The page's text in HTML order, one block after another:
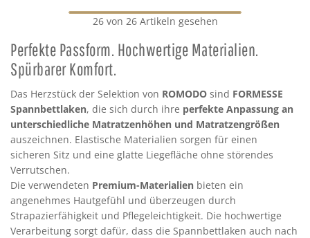
26 von 26 Artikeln gesehen
Perfekte Passform. Hochwertige Materialien.
Spürbarer Komfort.
Das Herzstück der Selektion von ROMODO sind FORMESSE
Spannbettlaken, die sich durch ihre perfekte Anpassung an
unterschiedliche Matratzenhöhen und Matratzengrößen
auszeichnen. Elastische Materialien sorgen für einen
sicheren Sitz und eine glatte Liegefläche ohne störendes
Verrutschen.
Die verwendeten Premium-Materialien bieten ein
angenehmes Hautgefühl und überzeugen durch
Strapazierfähigkeit und Pflegeleichtigkeit. Die hochwertige
Verarbeitung sorgt dafür, dass die Spannbettlaken auch nach